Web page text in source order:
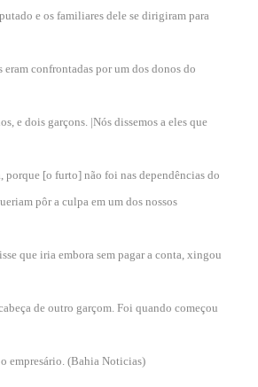
e os familiares dele se dirigiram para
eram confrontadas por um dos donos do
e dois garçons. |Nós dissemos a eles que
porque [o furto] não foi nas dependências do
pôr a culpa em um dos nossos
que iria embora sem pagar a conta, xingou
de outro garçom. Foi quando começou
empresário. (Bahia Noticias)